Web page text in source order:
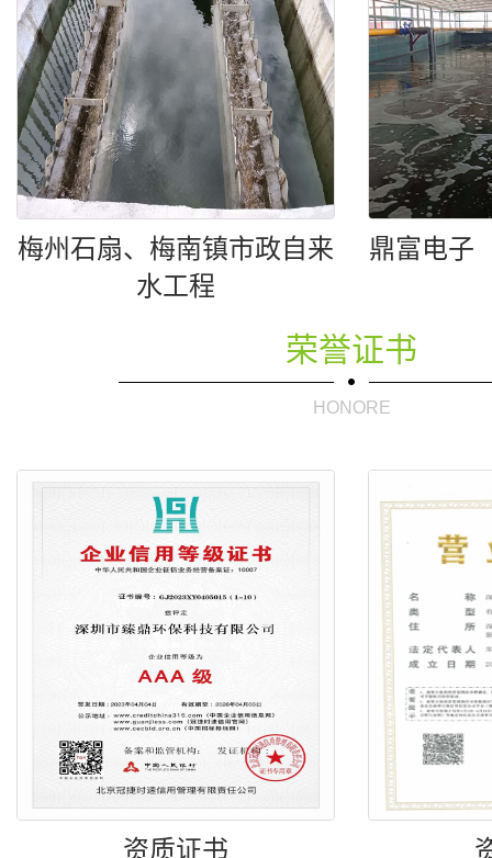
梅州石扇、梅南镇市政自来
水工程
鼎富电子
荣誉证书
HONORE
资质证书